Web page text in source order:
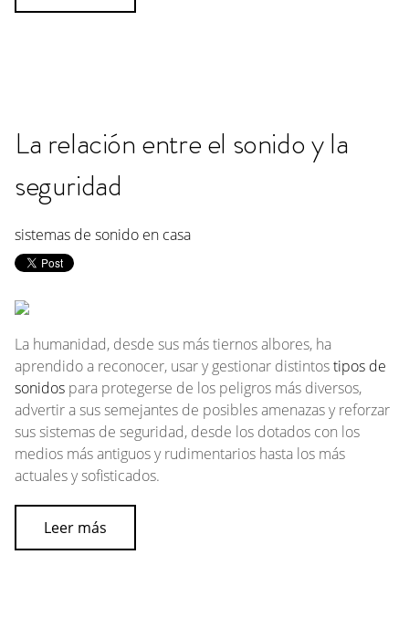
La relación entre el sonido y la
seguridad
sistemas de sonido en casa
La humanidad, desde sus más tiernos albores, ha
aprendido a reconocer, usar y gestionar distintostipos de
sonidos para protegerse de los peligros más diversos,
advertir a sus semejantes de posibles amenazas y reforzar
sus sistemas de seguridad, desde los dotados con los
medios más antiguos y rudimentarios hasta los más
actuales y sofisticados.
Leer más